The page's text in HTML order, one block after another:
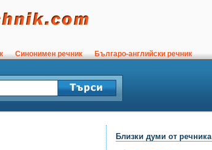
Синонимен речник Българо-английски речник
Близки думи от речника